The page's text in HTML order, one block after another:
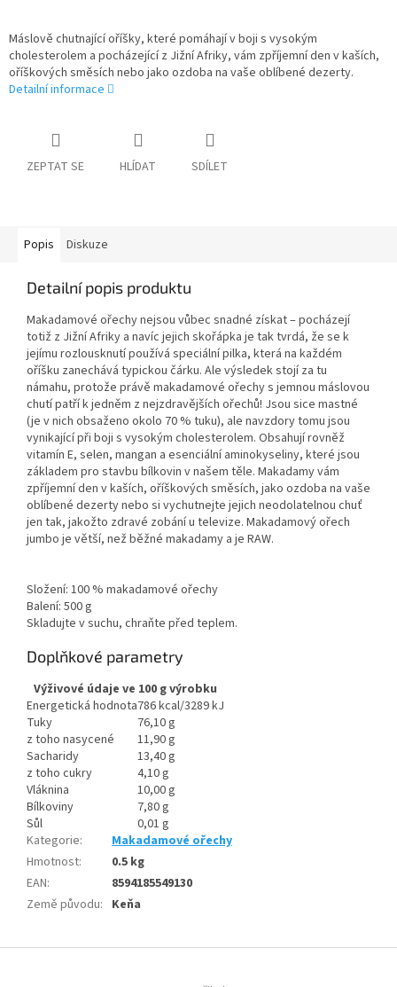
Máslově chutnající oříšky, které pomáhají v boji s vysokým
cholesterolem a pocházející z Jižní Afriky, vám zpříjemní den v kaších,
oříškových směsích nebo jako ozdoba na vaše oblíbené dezerty.
Detailní informace
ZEPTAT SE HLÍDAT SDÍLET
Popis Diskuze
Detailní popis produktu
Makadamové ořechy nejsou vůbec snadné získat – pocházejí
totiž z Jižní Afriky a navíc jejich skořápka je tak tvrdá, že se k
jejímu rozlousknutí používá speciální pilka, která na každém
oříšku zanechává typickou čárku. Ale výsledek stojí za tu
námahu, protože právě makadamové ořechy s jemnou máslovou
chutí patří k jedněm z nejzdravějších ořechů! Jsou sice mastné
(je v nich obsaženo okolo 70 % tuku), ale navzdory tomu jsou
vynikající při boji s vysokým cholesterolem. Obsahují rovněž
vitamín E, selen, mangan a esenciální aminokyseliny, které jsou
základem pro stavbu bílkovin v našem těle. Makadamy vám
zpříjemní den v kaších, oříškových směsích, jako ozdoba na vaše
oblíbené dezerty nebo si vychutnejte jejich neodolatelnou chuť
jen tak, jakožto zdravé zobání u televize. Makadamový ořech
jumbo je větší, než běžné makadamy a je RAW.
Složení: 100 % makadamové ořechy
Balení: 500 g
Skladujte v suchu, chraňte před teplem.
Doplňkové parametry
Výživové údaje ve 100 g výrobku
Energetická hodnota786 kcal/3289 kJ
Tuky
76,10 g
z toho nasycené
11,90 g
Sacharidy
13,40 g
z toho cukry
4,10 g
Vláknina
10,00 g
Bílkoviny
7,80 g
Sůl
0,01 g
Kategorie:
Makadamové ořechy
Hmotnost:
0.5 kg
EAN:
8594185549130
Země původu: Keňa